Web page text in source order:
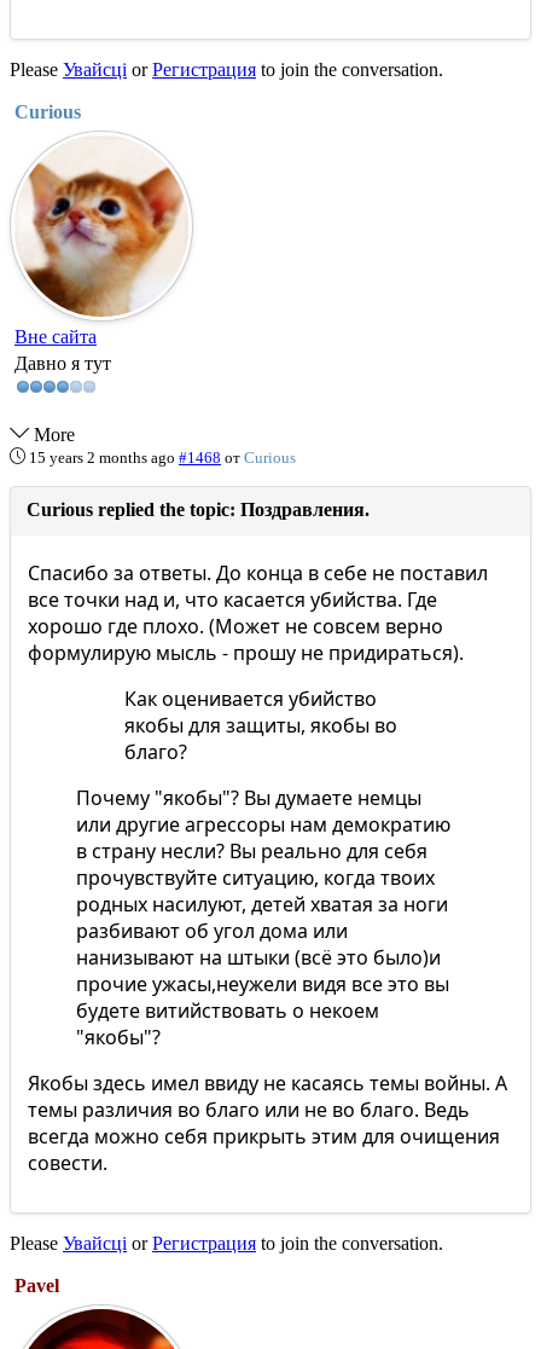
Please Увайсці orРегистрация to join the conversation.
Curious
Вне сайта
Давно я тут
More
15 years 2 months ago #1468 от Curious
Curious replied the topic: Поздравления.
Спасибо за ответы. До конца в себе не поставил
все точки над и, что касается убийства. Где
хорошо где плохо. (Может не совсем верно
формулирую мысль - прошу не придираться).
Как оценивается убийство
якобы для защиты, якобы во
благо?
Почему "якобы"? Вы думаете немцы
или другие агрессоры нам демократию
в страну несли? Вы реально для себя
прочувствуйте ситуацию, когда твоих
родных насилуют, детей хватая за ноги
разбивают об угол дома или
нанизывают на штыки (всё это было)и
прочие ужасы,неужели видя все это вы
будете витийствовать о некоем
"якобы"?
Якобы здесь имел ввиду не касаясь темы войны. А
темы различия во благо или не во благо. Ведь
всегда можно себя прикрыть этим для очищения
совести.
Please Увайсці orРегистрация to join the conversation.
Pavel